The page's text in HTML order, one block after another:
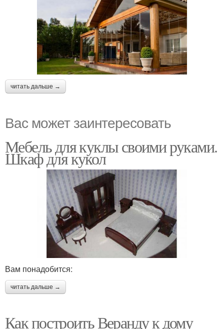
читать дальше →
Вас может заинтересовать
Мебель для куклы своими руками.
Шкаф для кукол
Вам понадобится:
читать дальше →
Как построить Веранду к дому